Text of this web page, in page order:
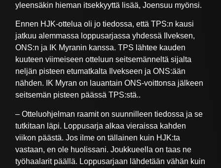
yleensäkin hieman itsekkyyttä lisää, Joensuu myönsi.
Ennen HJK-ottelua oli jo tiedossa, että TPS:n kausi
jatkuu alemmassa loppusarjassa yhdessä Ilveksen,
ONS:n ja IK Myranin kanssa. TPS lähtee kauden
kuuteen viimeiseen otteluun seitsemänneltä sijalta
neljän pisteen etumatkalta Ilvekseen ja ONS:ään
nähden. IK Myran on lauantain ONS-voittonsa jälkeen
seitsemän pisteen päässä TPS:stä..
– Otteluohjelman raamit on suunnilleen tiedossa ja se
tutkitaan läpi. Loppusarja alkaa vieraissa kahden
viikon päästä. Jos ilme on tällainen kuin HJK:ta
vastaan, en ole huolissani. Joukkueella on taas ne
työhaalarit päällä. Loppusarjaan lähdetään vähän kuin